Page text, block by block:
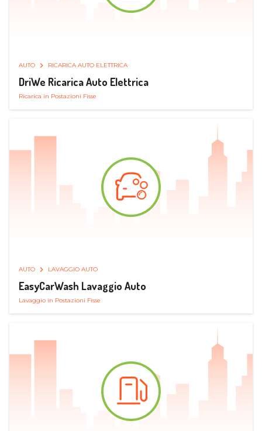
AUTO RICARICA AUTO ELETTRICA
DriWe Ricarica Auto Elettrica
Ricarica in Postazioni Fisse
AUTO LAVAGGIO AUTO
EasyCarWash Lavaggio Auto
Lavaggio in Postazioni Fisse